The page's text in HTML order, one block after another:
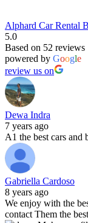
Alphard Car Rental
5.0
Based on 52 reviews
powered by Google
review us on
Dewa Indra
7 years ago
A1 the best cars and
Gabriella Cardoso
8 years ago
We enjoy with the
contact Them the